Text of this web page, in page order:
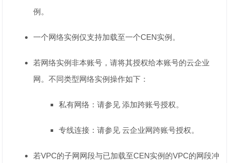
例。
一个网络实例仅支持加载至一个CEN实例。
若网络实例非本账号，请将其授权给本账号的云企业
网。不同类型网络实例操作如下：
私有网络：请参见 添加跨账号授权。
专线连接：请参见 云企业网跨账号授权。
若VPC的子网网段与已加载至CEN实例的VPC的网段冲